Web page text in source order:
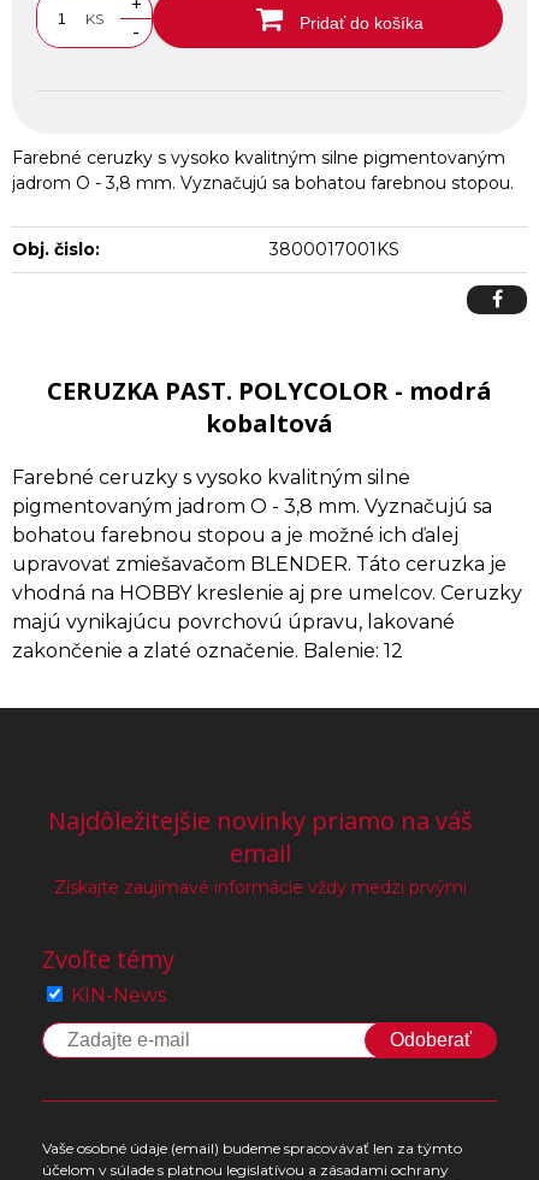
KS
-
Pridať do košíka
Farebné ceruzky s vysoko kvalitným silne pigmentovaným
jadrom O - 3,8 mm. Vyznačujú sa bohatou farebnou stopou.
Obj. čislo: 3800017001KS
CERUZKA PAST. POLYCOLOR - modrá
kobaltová
Farebné ceruzky s vysoko kvalitným silne
pigmentovaným jadrom O - 3,8 mm. Vyznačujú sa
bohatou farebnou stopou a je možné ich ďalej
upravovať zmiešavačom BLENDER. Táto ceruzka je
vhodná na HOBBY kreslenie aj pre umelcov. Ceruzky
majú vynikajúcu povrchovú úpravu, lakované
zakončenie a zlaté označenie. Balenie: 12
Najdôležitejšie novinky priamo na váš
email
Získajte zaujímavé informácie vždy medzi prvými
Zvoľte témy
KIN-News
Odoberať
Vaše osobné údaje (email) budeme spracovávať len za týmto
účelom v súlade s platnou legislatívou a zásadami ochrany